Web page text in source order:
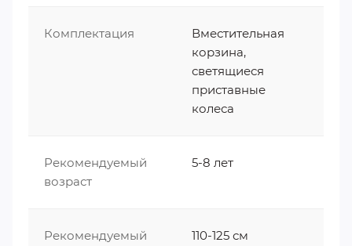
системой тормозов: передним ручным V-brake
Детские велосипеды DELTA
Комплектация
Вместительная
корзина,
светящиеся
приставные
колеса
Рекомендуемый
возраст
5-8 лет
Рекомендуемый
110-125 см